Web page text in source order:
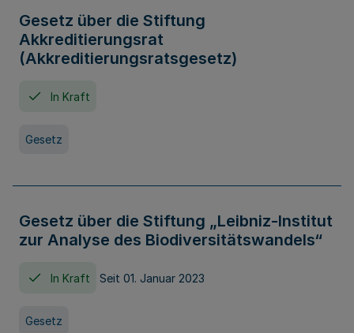
Gesetz über die Stiftung
Akkreditierungsrat
(Akkreditierungsratsgesetz)
In Kraft
Gesetz
Gesetz über die Stiftung „Leibniz-Institut
zur Analyse des Biodiversitätswandels“
In Kraft Seit 01. Januar 2023
Gesetz